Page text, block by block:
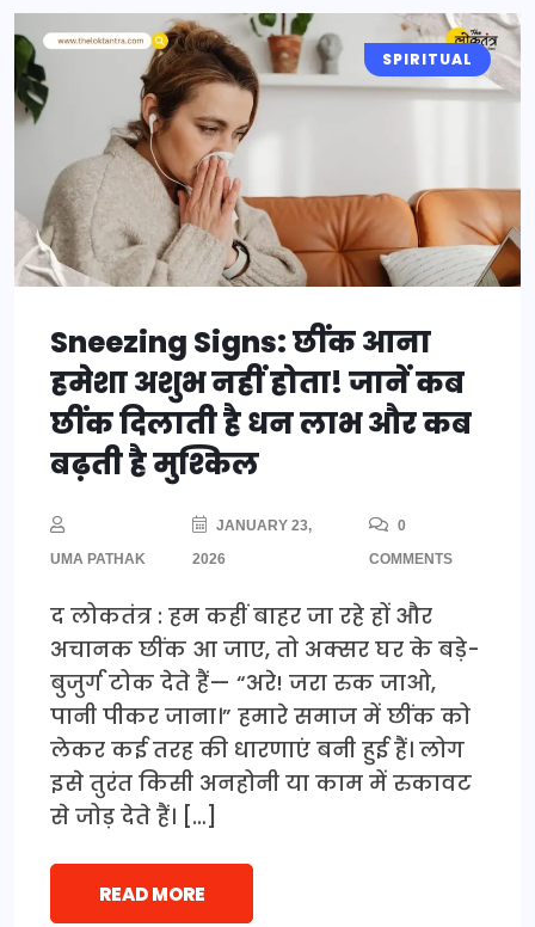
SPIRITUAL
Sneezing Signs: छींक आना
हमेशा अशुभ नहीं होता! जानें कब
छींक दिलाती है धन लाभ और कब
बढ़ती है मुश्किल
UMA PATHAK
JANUARY 23,
2026
0
COMMENTS
द लोकतंत्र : हम कहीं बाहर जा रहे हों और
अचानक छींक आ जाए, तो अक्सर घर के बड़े-
बुजुर्ग टोक देते हैं— “अरे! जरा रुक जाओ,
पानी पीकर जाना।” हमारे समाज में छींक को
लेकर कई तरह की धारणाएं बनी हुई हैं। लोग
इसे तुरंत किसी अनहोनी या काम में रुकावट
से जोड़ देते हैं। […]
READ MORE